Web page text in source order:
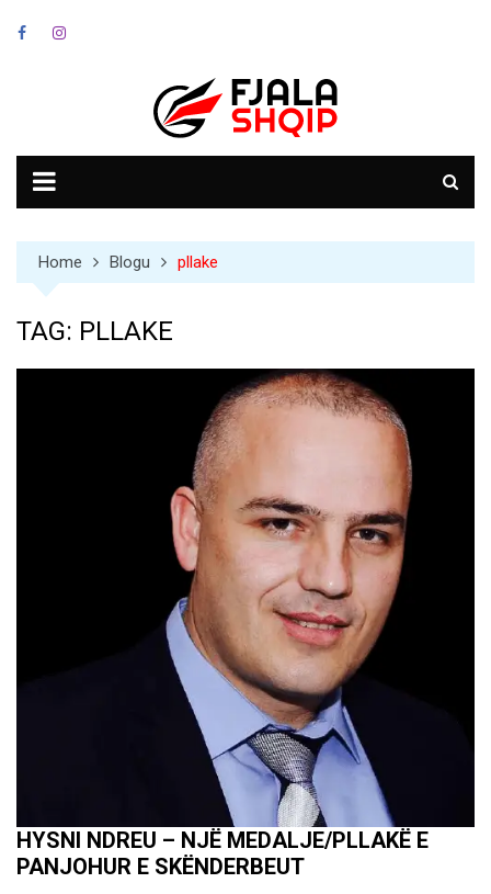
Home Blogu pllake
TAG: PLLAKE
HYSNI NDREU – NJË MEDALJE/PLLAKË E
PANJOHUR E SKËNDERBEUT